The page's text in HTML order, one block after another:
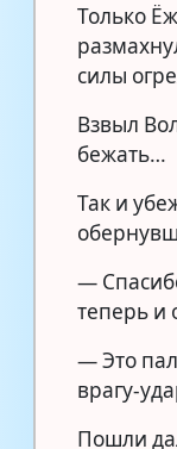
Только
силы
Взвыл
бежать…
Так и
—
теперь и
— Это
врагу-
Пошли